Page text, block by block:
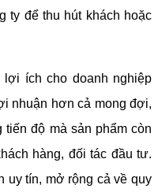
ty để thu hút khách hoặc
ích cho doanh nghiệp
nhuận hơn cả mong đợi,
độ mà sản phẩm còn
hàng, đối tác đầu tư.
uy tín, mở rộng cả về quy